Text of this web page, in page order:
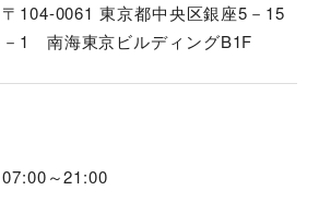
〒104-0061 東京都中央区銀座5－15
－1 南海東京ビルディングB1F
07:00～21:00